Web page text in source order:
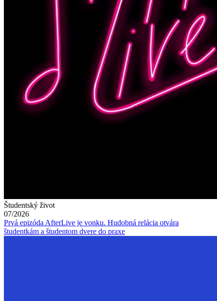
Študentský život
07/2026
Prvá epizóda AfterLive je vonku. Hudobná relácia otvára
študentkám a študentom dvere do praxe